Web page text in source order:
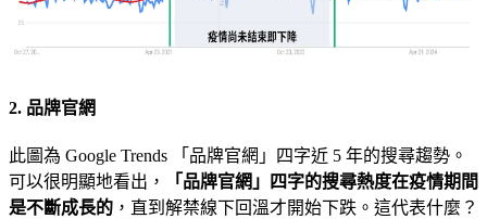
2. 品牌官網
此圖為 Google Trends 「品牌官網」四字近 5 年的搜尋趨勢。
可以很明顯地看出，
「品牌官網」四字的搜尋熱度在疫情期間
是不斷成長的 ，直到解禁線下回溫才開始下跌。這代表什麼？